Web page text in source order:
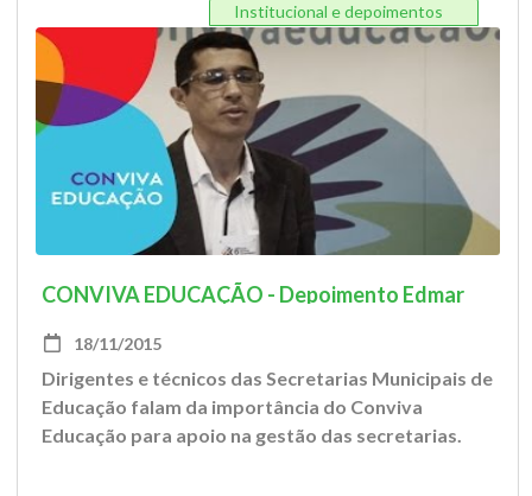
Institucional e depoimentos
CONVIVA EDUCAÇÃO - Depoimento Edmar
18/11/2015
Dirigentes e técnicos das Secretarias Municipais de
Educação falam da importância do Conviva
Educação para apoio na gestão das secretarias.